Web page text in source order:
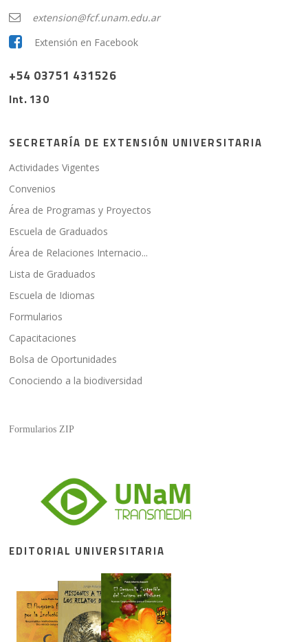
extension@fcf.unam.edu.ar
Extensión en Facebook
+54 03751 431526
Int. 130
SECRETARÍA DE EXTENSIÓN UNIVERSITARIA
Actividades Vigentes
Convenios
Área de Programas y Proyectos
Escuela de Graduados
Área de Relaciones Internacio...
Lista de Graduados
Escuela de Idiomas
Formularios
Capacitaciones
Bolsa de Oportunidades
Conociendo a la biodiversidad
Formularios ZIP
EDITORIAL UNIVERSITARIA